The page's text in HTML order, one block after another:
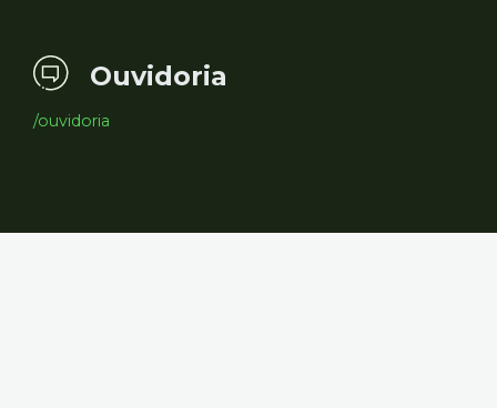
Ouvidoria
/ouvidoria